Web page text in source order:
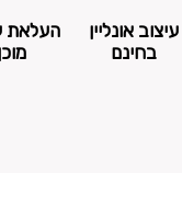
עיצוב אונליין
בחינם
העלאת